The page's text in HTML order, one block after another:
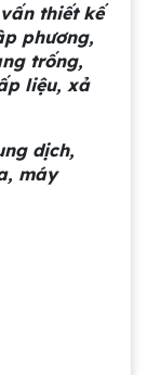
thiết kế
phương,
trống,
liệu, xả
dịch,
máy